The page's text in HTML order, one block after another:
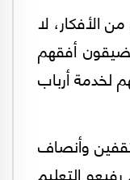
الأفكار، لا
أفقهم
لخدمة أرباب
وأنصاف
التعليم